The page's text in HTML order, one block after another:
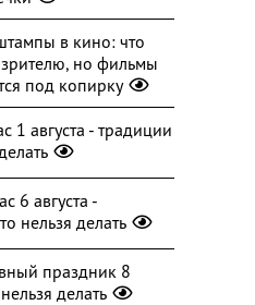
в кино: что
но фильмы
под копирку
1 августа - традиции
6 августа -
нельзя делать
праздник 8
делать